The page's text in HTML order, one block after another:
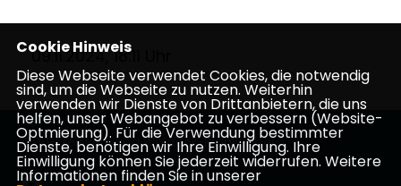
09.11.2024, 18:11 Uhr
CDU-Kreisverband Waldeck-Frankenberg
Cookie Hinweis
Diese Webseite verwendet Cookies, die notwendig
sind, um die Webseite zu nutzen. Weiterhin
verwenden wir Dienste von Drittanbietern, die uns
helfen, unser Webangebot zu verbessern (Website-
Optmierung). Für die Verwendung bestimmter
Dienste, benötigen wir Ihre Einwilligung. Ihre
Einwilligung können Sie jederzeit widerrufen. Weitere
Informationen finden Sie in unserer